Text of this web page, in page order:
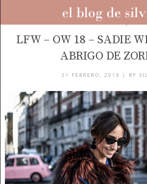
FASHION WEEKS
LFW – OW 18 – SADIE
ABRIGO DE
21 FEBRERO, 2018 | BY